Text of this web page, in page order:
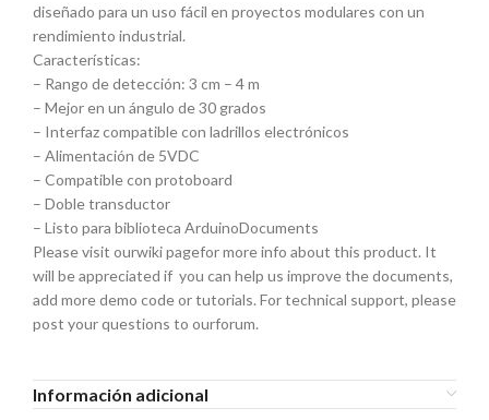
diseñado para un uso fácil en proyectos modulares con un
rendimiento industrial.
Características:
– Rango de detección: 3 cm – 4 m
– Mejor en un ángulo de 30 grados
– Interfaz compatible con ladrillos electrónicos
– Alimentación de 5VDC
– Compatible con protoboard
– Doble transductor
– Listo para biblioteca ArduinoDocuments
Please visit ourwiki pagefor more info about this product. It
will be appreciated if you can help us improve the documents,
add more demo code or tutorials. For technical support, please
post your questions to ourforum.
Información adicional